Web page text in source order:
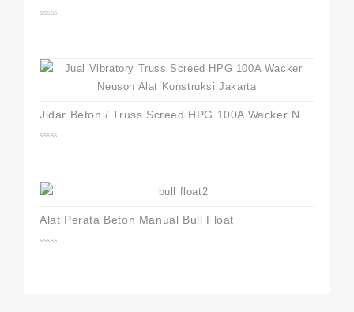
Jidar Beton / Truss Screed HPG 100A Wacker Neuson
Alat Perata Beton Manual Bull Float